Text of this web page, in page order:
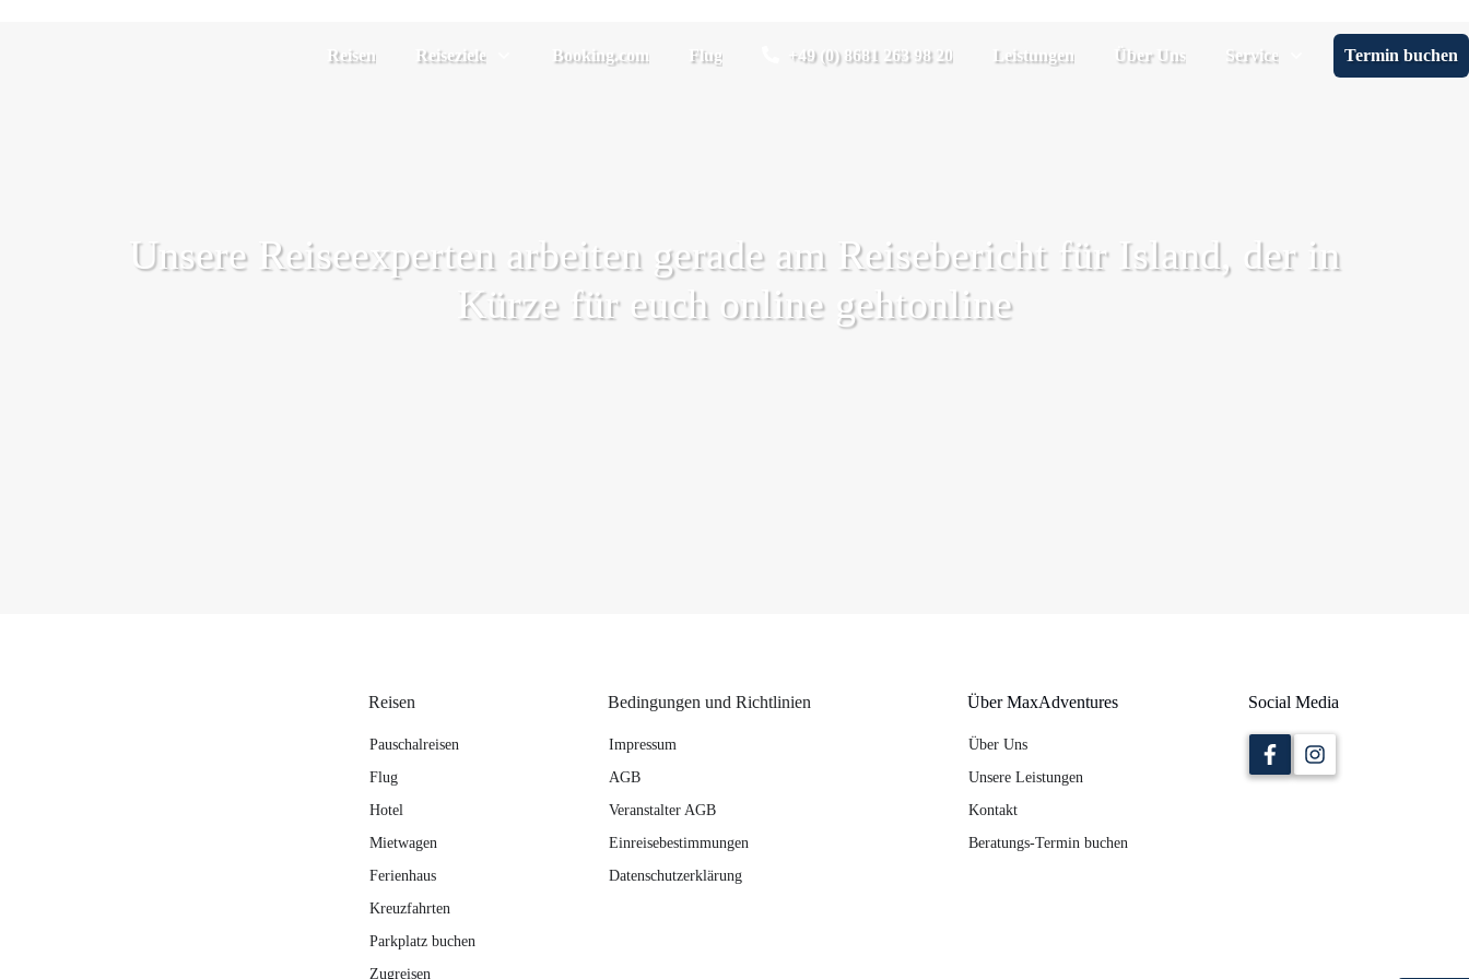
Reisen Reiseziele Booking.com Flug +49 (0) 8681 263 98 20 Leistungen Über Uns Service Termin buchen
Unsere Reiseexperten arbeiten gerade am Reisebericht für Island, der in
Kürze für euch online gehtonline
Reisen
Pauschalreisen
Flug
Hotel
Mietwagen
Ferienhaus
Kreuzfahrten
Parkplatz buchen
Zugreisen
Bedingungen und Richtlinien
Impressum
AGB
Veranstalter AGB
Einreisebestimmungen
Datenschutzerklärung
Über MaxAdventures
Über Uns
Unsere Leistungen
Kontakt
Beratungs-Termin buchen
Social Media